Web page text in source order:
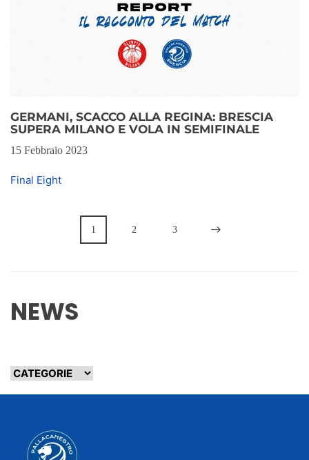
GERMANI, SCACCO ALLA REGINA: BRESCIA
SUPERA MILANO E VOLA IN SEMIFINALE
15 Febbraio 2023
Final Eight
1 2 3
NEWS